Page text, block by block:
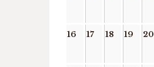
16 17 18 19 20